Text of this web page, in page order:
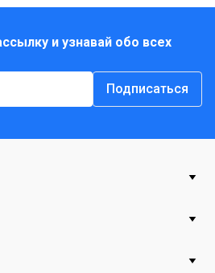
и узнавай обо всех
Подписаться